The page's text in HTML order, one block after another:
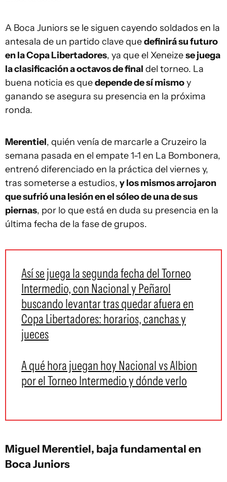
A Boca Juniors se le siguen cayendo soldados en la
antesala de un partido clave quedefinirá su futuro
en la Copa Libertadores, ya que el Xeneizese juega
la clasificación a octavos de final del torneo. La
buena noticia es quedepende de sí mismoy
ganando se asegura su presencia en la próxima
ronda.
Merentiel, quién venía de marcarle a Cruzeiro la
semana pasada en el empate 1-1 en La Bombonera,
entrenó diferenciado en la práctica del viernes y,
tras someterse a estudios, y los mismos arrojaron
que sufrió una lesión en el sóleo de una de sus
piernas, por lo que está en duda su presencia en la
última fecha de la fase de grupos.
Así se juega la segunda fecha del Torneo
Intermedio, con Nacional y Peñarol
buscando levantar tras quedar afuera en
Copa Libertadores: horarios, canchas y
jueces
A qué hora juegan hoy Nacional vs Albion
por el Torneo Intermedio y dónde verlo
Miguel Merentiel, baja fundamental en
Boca Juniors